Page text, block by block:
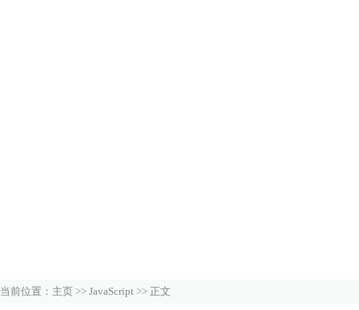
当前位置： 主页 >> JavaScript >> 正文